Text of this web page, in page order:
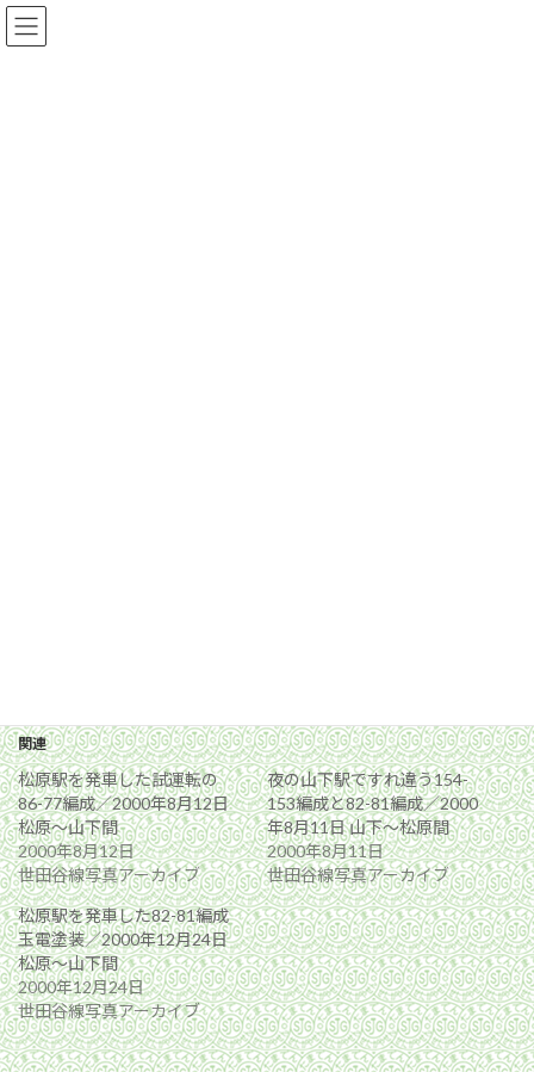
コ
ン
ナ
ビ
関連
松原駅を発車した試運転の
86-77編成／2000年8月12日
松原〜山下間
2000年8月12日
世田谷線写真アーカイブ
夜の山下駅ですれ違う154-
153編成と82-81編成／2000
年8月11日 山下〜松原間
2000年8月11日
世田谷線写真アーカイブ
松原駅を発車した82-81編成
玉電塗装／2000年12月24日
松原〜山下間
2000年12月24日
世田谷線写真アーカイブ